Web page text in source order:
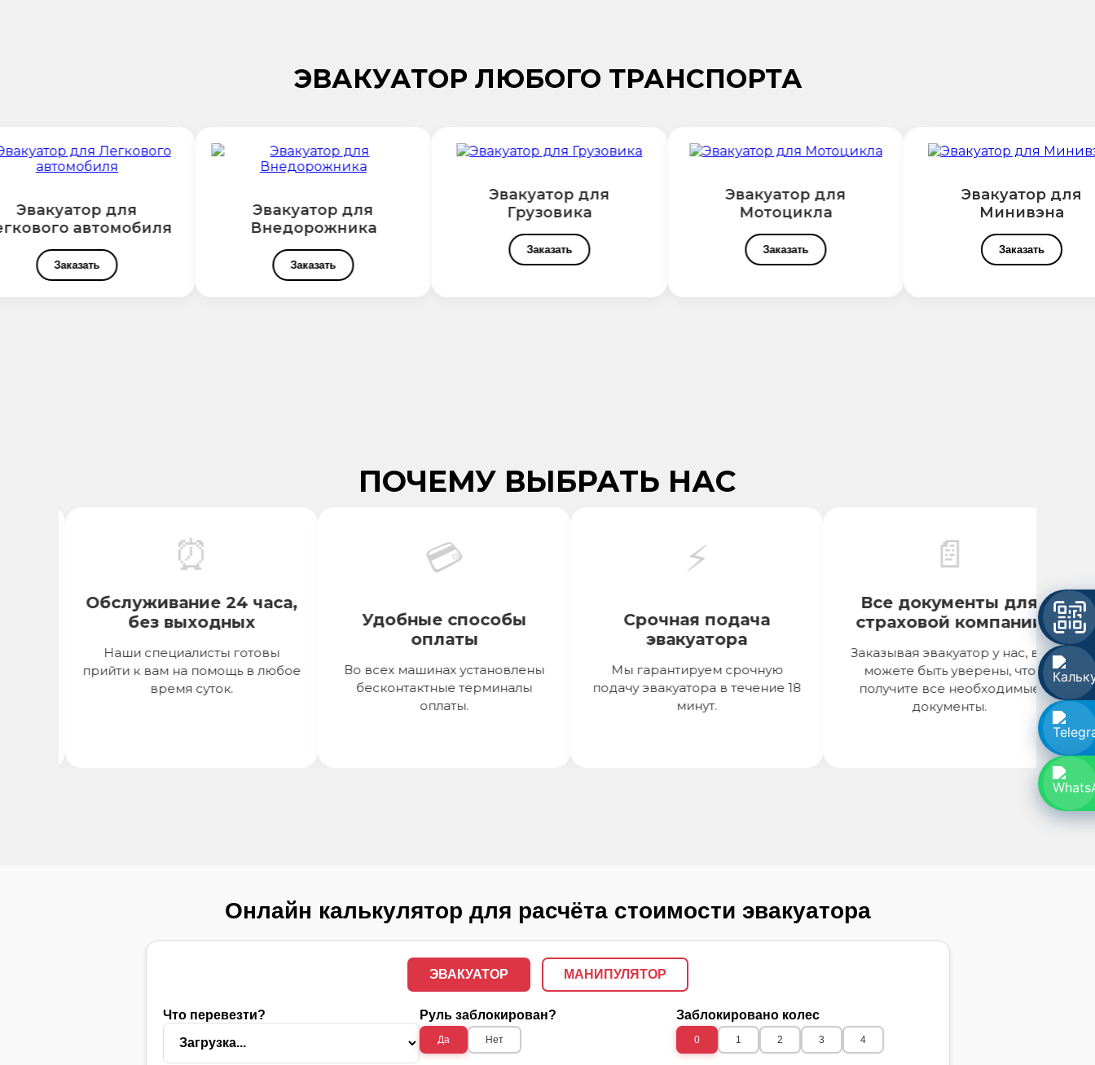
ЭВАКУАТОР ЛЮБОГО ТРАНСПОРТА
Эвакуатор для
автомобиля
Заказать
Эвакуатор для
Внедорожника
Заказать
Эвакуатор для
Грузовика
Заказать
Эвакуатор для
Мотоцикла
Заказать
Эвакуатор для
Минивэна
Заказать
ПОЧЕМУ ВЫБРАТЬ НАС
⏰
Обслуживание 24 часа,
без выходных
Наши специалисты готовы
прийти к вам на помощь в любое
время суток.
💳
Удобные способы
оплаты
Во всех машинах установлены
бесконтактные терминалы
оплаты.
Срочная подача
эвакуатора
Мы гарантируем срочную
подачу эвакуатора в течение 18
минут.
📄
Все документы для
страховой компании
Заказывая эвакуатор у нас, вы
можете быть уверены, что
получите все необходимые
документы.
Онлайн калькулятор для расчёта стоимости эвакуатора
ЭВАКУАТОР МАНИПУЛЯТОР
Что перевезти? Руль заблокирован?
Да Нет
Заблокировано колес
0 1 2 3 4